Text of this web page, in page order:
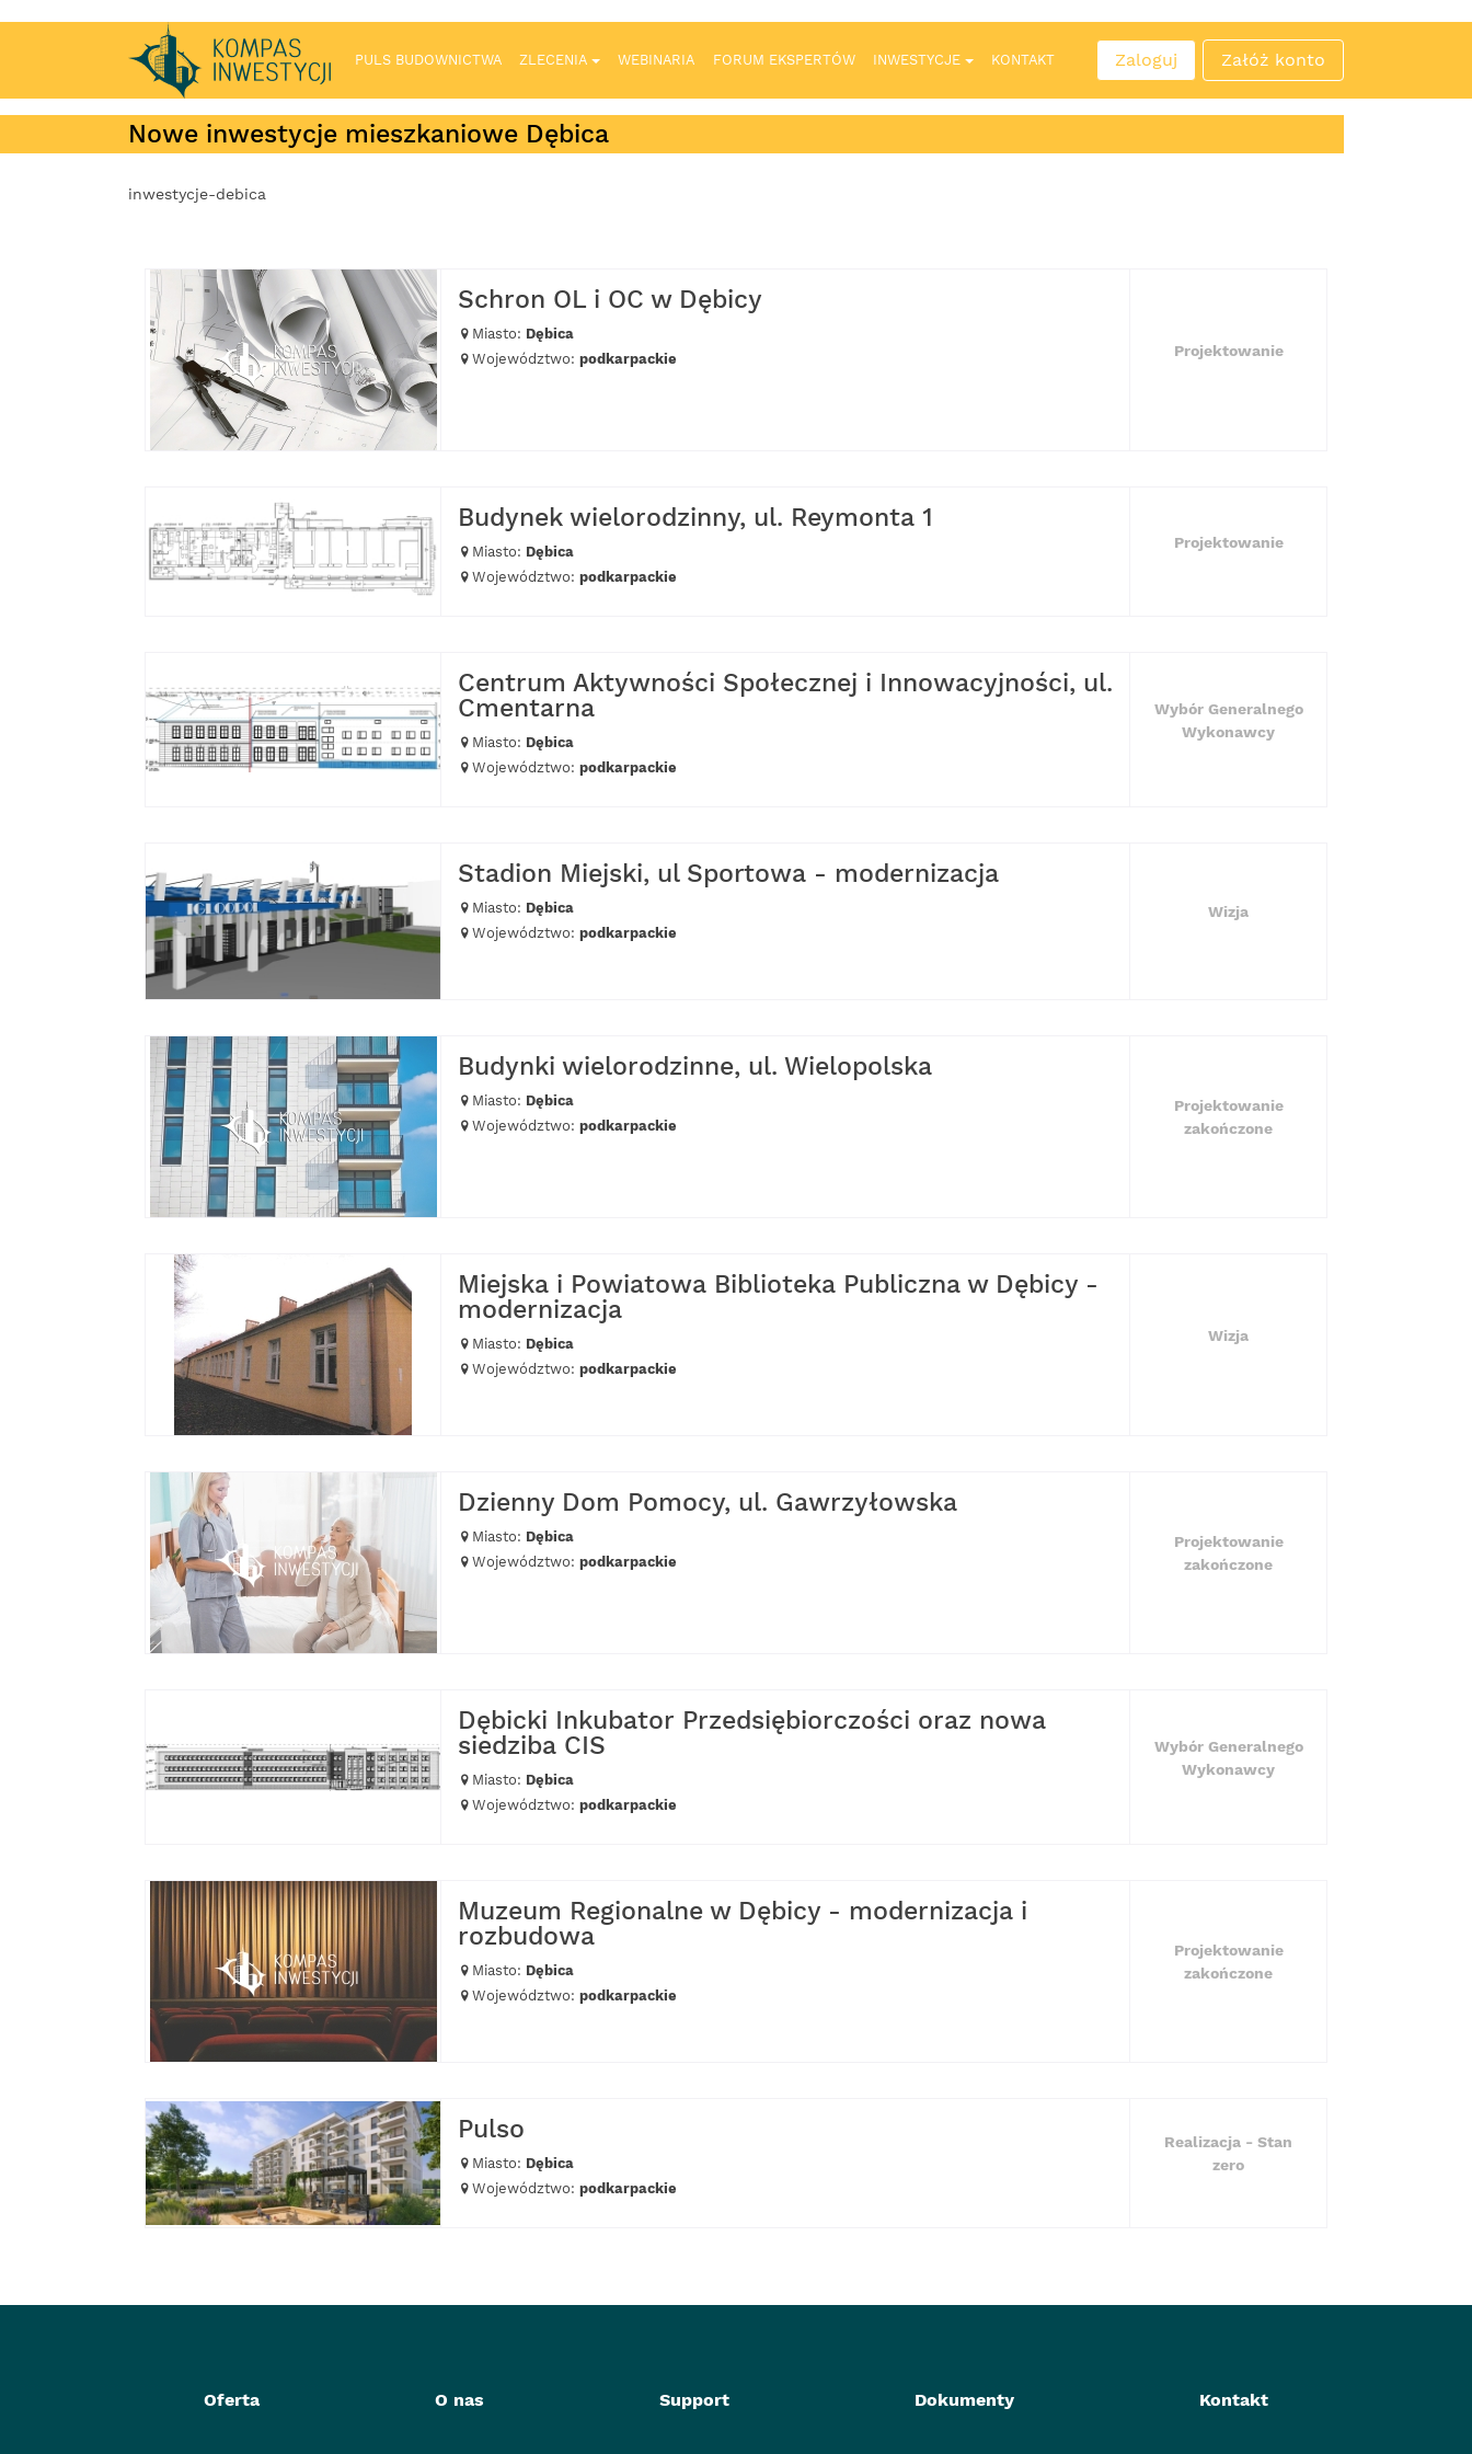
PULS BUDOWNICTWA ZLECENIA WEBINARIA FORUM EKSPERTÓW INWESTYCJE KONTAKT Załóż konto
Zaloguj
Nowe inwestycje mieszkaniowe Dębica
inwestycje-debica
Schron OL i OC w Dębicy
Miasto: Dębica
Województwo: podkarpackie Projektowanie
Budynek wielorodzinny, ul. Reymonta 1
Miasto: Dębica
Województwo: podkarpackie
Projektowanie
Centrum Aktywności Społecznej i Innowacyjności, ul.
Cmentarna
Miasto: Dębica
Województwo: podkarpackie
Wybór Generalnego
Wykonawcy
Stadion Miejski, ul Sportowa - modernizacja
Miasto: Dębica
Województwo: podkarpackie
Wizja
Budynki wielorodzinne, ul. Wielopolska
Miasto: Dębica
Województwo: podkarpackie
Projektowanie
zakończone
Miejska i Powiatowa Biblioteka Publiczna w Dębicy -
modernizacja
Miasto: Dębica
Województwo: podkarpackie
Wizja
Dzienny Dom Pomocy, ul. Gawrzyłowska
Miasto: Dębica
Województwo: podkarpackie
Projektowanie
zakończone
Dębicki Inkubator Przedsiębiorczości oraz nowa
siedziba CIS
Miasto: Dębica
Województwo: podkarpackie
Wybór Generalnego
Wykonawcy
Muzeum Regionalne w Dębicy - modernizacja i
rozbudowa
Miasto: Dębica
Województwo: podkarpackie
Projektowanie
zakończone
Pulso
Miasto: Dębica
Województwo: podkarpackie
Realizacja - Stan
zero
Oferta O nas Support Dokumenty Kontakt